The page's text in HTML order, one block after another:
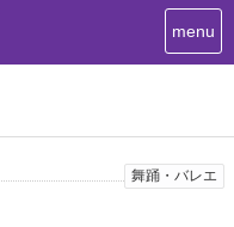
T
o
n
menu
舞踊・バレエ